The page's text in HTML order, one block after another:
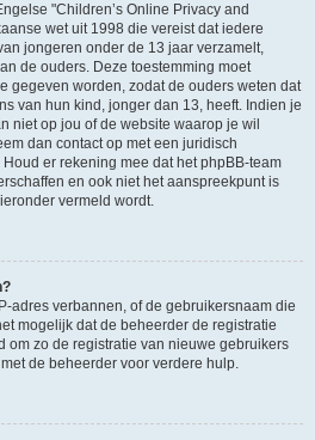
"Children’s Online Privacy and
wet uit 1998 die vereist dat iedere
jongeren onder de 13 jaar verzamelt,
de ouders. Deze toestemming moet
gegeven worden, zodat de ouders weten dat
van hun kind, jonger dan 13, heeft. Indien je
niet op jou of de website waarop je wil
dan contact op met een juridisch
er rekening mee dat het phpBB-team
en ook niet het aanspreekpunt is
vermeld wordt.
adres verbannen, of de gebruikersnaam die
mogelijk dat de beheerder de registratie
om zo de registratie van nieuwe gebruikers
de beheerder voor verdere hulp.